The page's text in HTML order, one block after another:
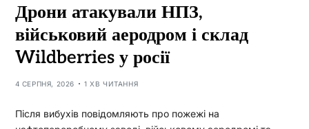
Дрони атакували НПЗ,
військовий аеродром і склад
Wildberries у росії
4 СЕРПНЯ, 2026 1 ХВ ЧИТАННЯ
Після вибухів повідомляють про пожежі на